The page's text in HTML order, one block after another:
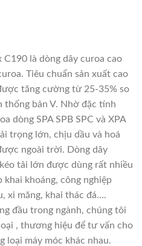
là dòng dây curoa cao
Tiêu chuẩn sản xuất cao
tăng cường từ 25-35% so
thống bản V. Nhờ đặc tính
dòng SPA SPB SPC và XPA
trọng lớn, chịu dầu và hoá
ngoài trời. Dòng dây
tải lớn được dùng rất nhiều
khai khoáng, công nghiệp
xi măng, khai thác đá….
đầu trong ngành, chúng tôi
, thương hiệu để tư vấn cho
loại máy móc khác nhau.